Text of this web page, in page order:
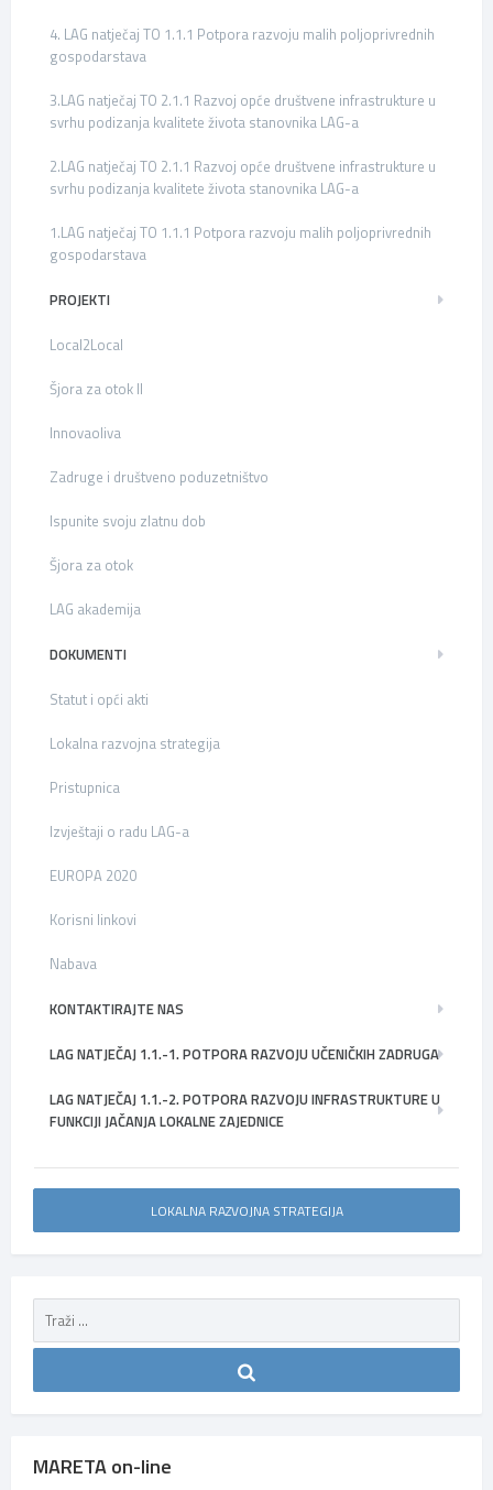
4. LAG natječaj TO 1.1.1 Potpora razvoju malih poljoprivrednih
gospodarstava
3.LAG natječaj TO 2.1.1 Razvoj opće društvene infrastrukture u
svrhu podizanja kvalitete života stanovnika LAG-a
2.LAG natječaj TO 2.1.1 Razvoj opće društvene infrastrukture u
svrhu podizanja kvalitete života stanovnika LAG-a
1.LAG natječaj TO 1.1.1 Potpora razvoju malih poljoprivrednih
gospodarstava
PROJEKTI
Local2Local
Šjora za otok II
Innovaoliva
Zadruge i društveno poduzetništvo
Ispunite svoju zlatnu dob
Šjora za otok
LAG akademija
DOKUMENTI
Statut i opći akti
Lokalna razvojna strategija
Pristupnica
Izvještaji o radu LAG-a
EUROPA 2020
Korisni linkovi
Nabava
KONTAKTIRAJTE NAS
LAG NATJEČAJ 1.1.-1. POTPORA RAZVOJU UČENIČKIH ZADRUGA
LAG NATJEČAJ 1.1.-2. POTPORA RAZVOJU INFRASTRUKTURE U
FUNKCIJI JAČANJA LOKALNE ZAJEDNICE
LOKALNA RAZVOJNA STRATEGIJA
MARETA on-line